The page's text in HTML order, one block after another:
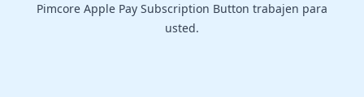
Pimcore Apple Pay Subscription Button trabajen para
usted.